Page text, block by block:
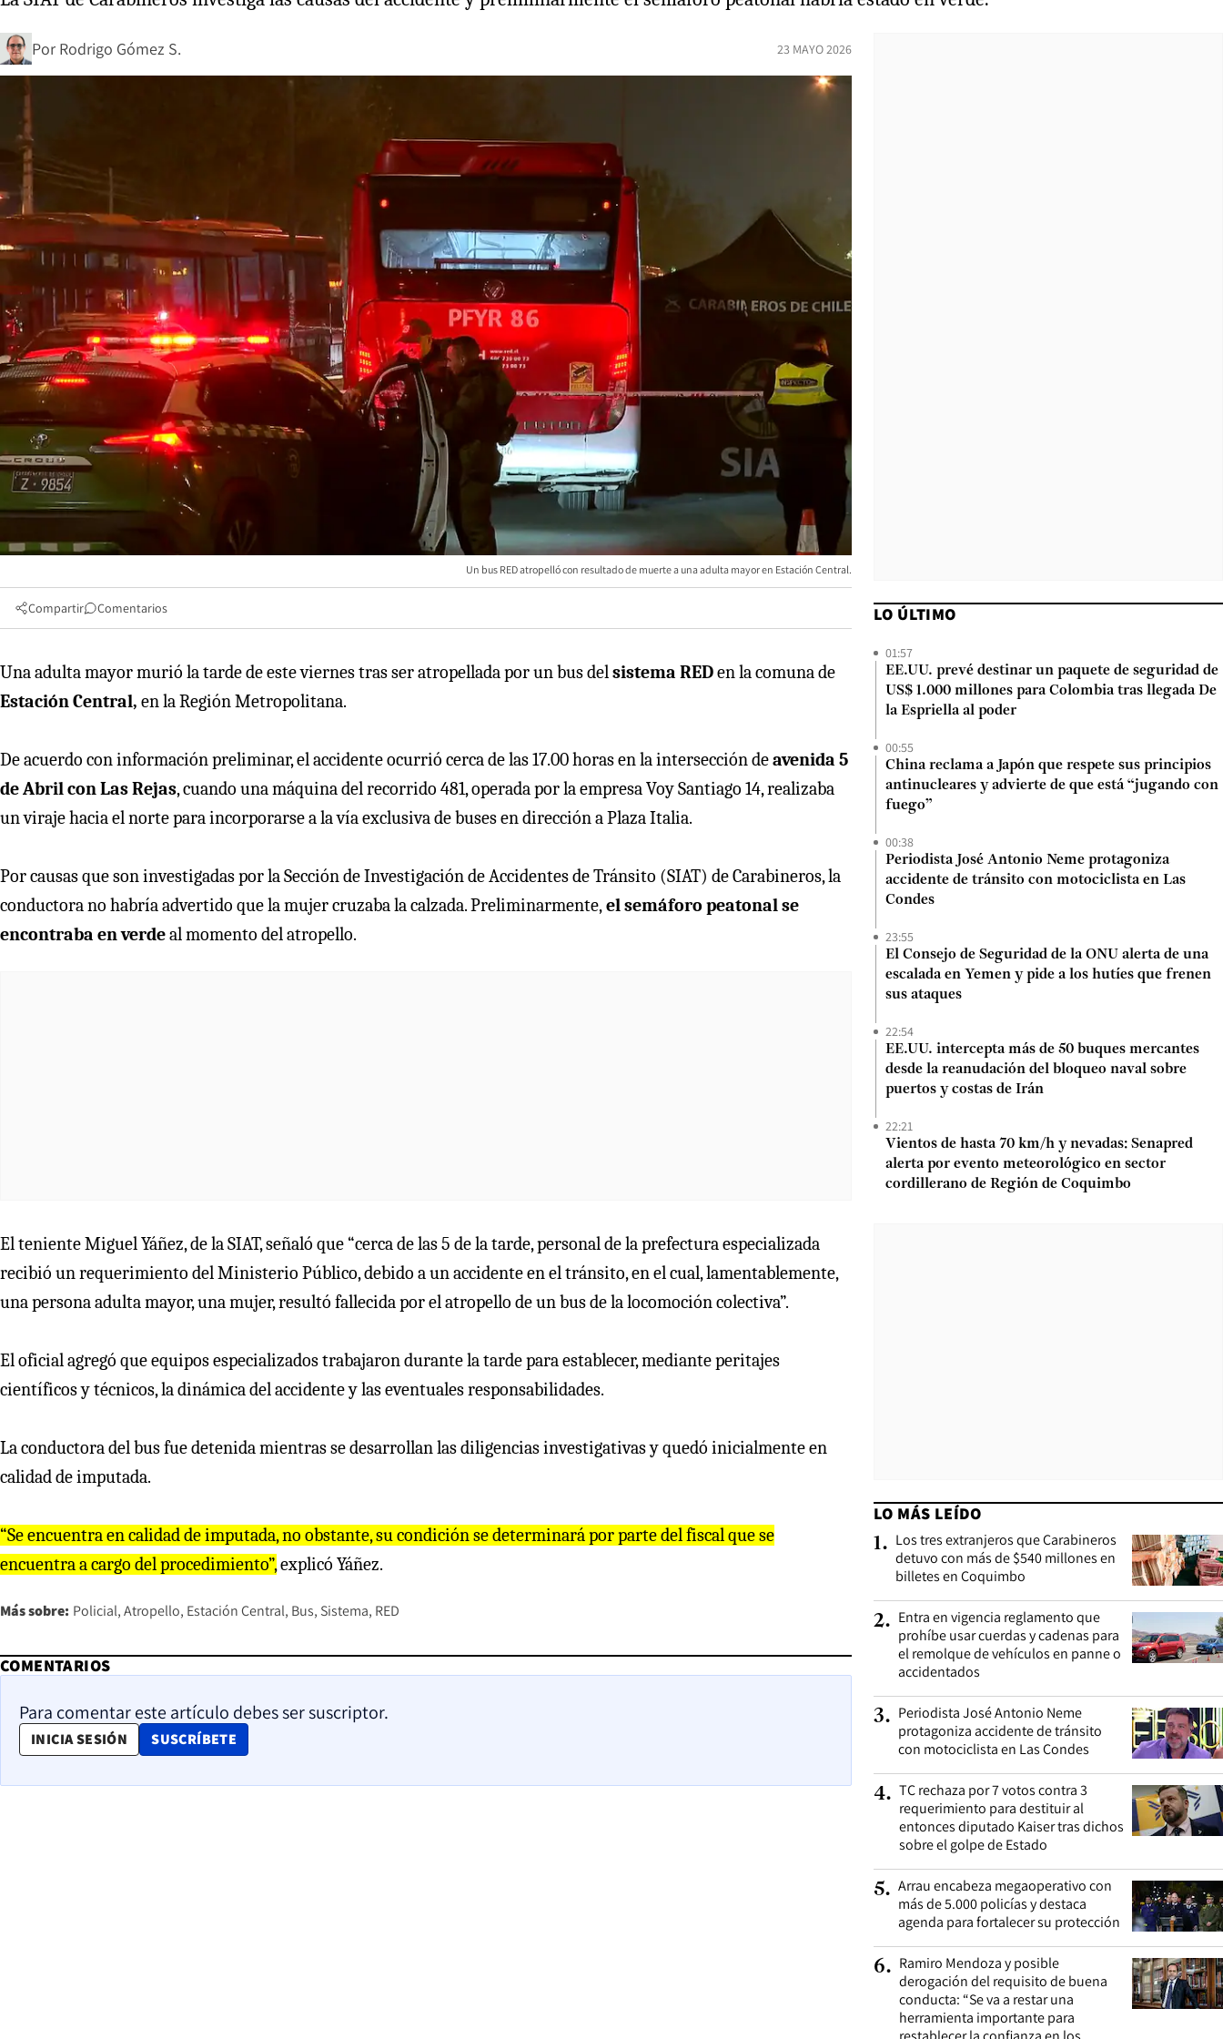
Por Rodrigo Gómez S. 23 MAYO 2026
Un bus RED atropelló con resultado de muerte a una adulta mayor en Estación Central.
Compartir Comentarios
Una adulta mayor murió la tarde de este viernes tras ser atropellada por un bus delsistema REDen la comuna de
Estación Central, en la Región Metropolitana.
De acuerdo con información preliminar, el accidente ocurrió cerca de las 17.00 horas en la intersección deavenida 5
de Abril con Las Rejas, cuando una máquina del recorrido 481, operada por la empresa Voy Santiago 14, realizaba
un viraje hacia el norte para incorporarse a la vía exclusiva de buses en dirección a Plaza Italia.
Por causas que son investigadas por la Sección de Investigación de Accidentes de Tránsito (SIAT) de Carabineros, la
conductora no habría advertido que la mujer cruzaba la calzada. Preliminarmente,el semáforo peatonal se
encontraba en verdeal momento del atropello.
El teniente Miguel Yáñez, de la SIAT, señaló que “cerca de las 5 de la tarde, personal de la prefectura especializada
recibió un requerimiento del Ministerio Público, debido a un accidente en el tránsito, en el cual, lamentablemente,
una persona adulta mayor, una mujer, resultó fallecida por el atropello de un bus de la locomoción colectiva”.
El oficial agregó que equipos especializados trabajaron durante la tarde para establecer, mediante peritajes
científicos y técnicos, la dinámica del accidente y las eventuales responsabilidades.
La conductora del bus fue detenida mientras se desarrollan las diligencias investigativas y quedó inicialmente en
calidad de imputada.
“Se encuentra en calidad de imputada, no obstante, su condición se determinará por parte del fiscal que se
encuentra a cargo del procedimiento”,explicó Yáñez.
Más sobre: Policial Atropello Estación Central Bus Sistema RED
COMENTARIOS
Para comentar este artículo debes ser suscriptor.
INICIA SESIÓN SUSCRÍBETE
OPENS IN NEW WINDOW
LO ÚLTIMO
01:57
EE.UU. prevé destinar un paquete de seguridad de
US$ 1.000 millones para Colombia tras llegada De
la Espriella al poder
00:55
China reclama a Japón que respete sus principios
antinucleares y advierte de que está “jugando con
fuego”
00:38
Periodista José Antonio Neme protagoniza
accidente de tránsito con motociclista en Las
Condes
23:55
El Consejo de Seguridad de la ONU alerta de una
escalada en Yemen y pide a los hutíes que frenen
sus ataques
22:54
EE.UU. intercepta más de 50 buques mercantes
desde la reanudación del bloqueo naval sobre
puertos y costas de Irán
22:21
Vientos de hasta 70 km/h y nevadas: Senapred
alerta por evento meteorológico en sector
cordillerano de Región de Coquimbo
LO MÁS LEÍDO
1. Los tres extranjeros que Carabineros
detuvo con más de $540 millones en
billetes en Coquimbo
2. Entra en vigencia reglamento que
prohíbe usar cuerdas y cadenas para
el remolque de vehículos en panne o
accidentados
3. Periodista José Antonio Neme
protagoniza accidente de tránsito
con motociclista en Las Condes
4. TC rechaza por 7 votos contra 3
requerimiento para destituir al
entonces diputado Kaiser tras dichos
sobre el golpe de Estado
5. Arrau encabeza megaoperativo con
más de 5.000 policías y destaca
agenda para fortalecer su protección
6. Ramiro Mendoza y posible
derogación del requisito de buena
conducta: “Se va a restar una
herramienta importante para